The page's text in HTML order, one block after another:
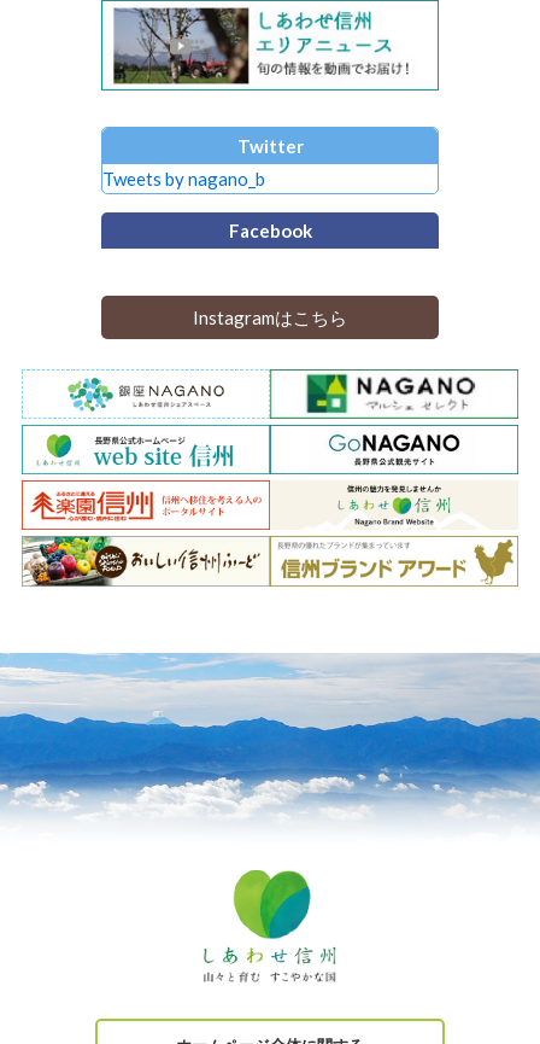
Twitter
Tweets by nagano_b
Facebook
Instagramはこちら